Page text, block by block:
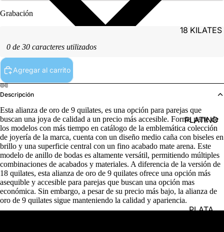
18 KILATES
PLATINO
PLATA
Grabación
0 de 30 caracteres utilizados
Agregar al carrito
Descripción
Esta alianza de oro de 9 quilates, es una opción para parejas que
buscan una joya de calidad a un precio más accesible. Forma parte de
los modelos con más tiempo en catálogo de la emblemática colección
de joyería de la marca, cuenta con un diseño medio caña con biseles en
brillo y una superficie central con un fino acabado mate arena. Este
modelo de anillo de bodas es altamente versátil, permitiendo múltiples
combinaciones de acabados y materiales. A diferencia de la versión de
18 quilates, esta alianza de oro de 9 quilates ofrece una opción más
asequible y accesible para parejas que buscan una opción mas
económica. Sin embargo, a pesar de su precio más bajo, la alianza de
oro de 9 quilates sigue manteniendo la calidad y apariencia.